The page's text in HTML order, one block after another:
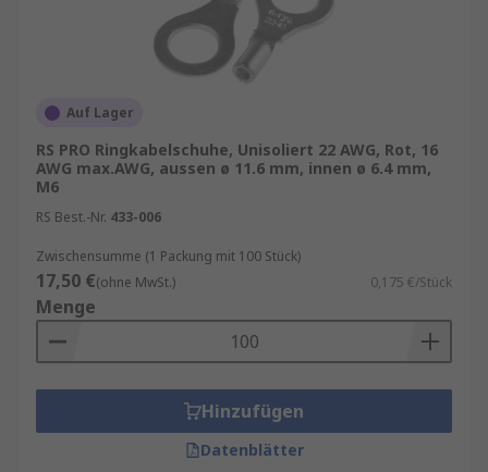
Auf Lager
RS PRO Ringkabelschuhe, Unisoliert 22 AWG, Rot, 16
AWG max.AWG, aussen ø 11.6 mm, innen ø 6.4 mm,
M6
RS Best.-Nr. 433-006
Zwischensumme (1 Packung mit 100 Stück)
17,50 €(ohne MwSt.) 0,175 €/Stück
Menge
Hinzufügen
Datenblätter